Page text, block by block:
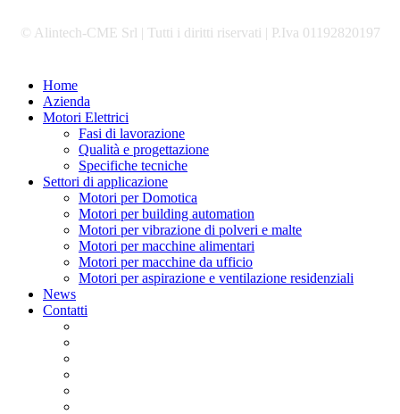
© Alintech-CME Srl | Tutti i diritti riservati | P.Iva 01192820197
Close
Menu
Home
Azienda
Motori Elettrici
Fasi di lavorazione
Qualità e progettazione
Specifiche tecniche
Settori di applicazione
Motori per Domotica
Motori per building automation
Motori per vibrazione di polveri e malte
Motori per macchine alimentari
Motori per macchine da ufficio
Motori per aspirazione e ventilazione residenziali
News
Contatti